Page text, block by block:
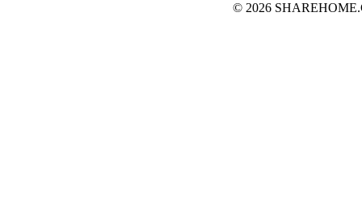
© 2026